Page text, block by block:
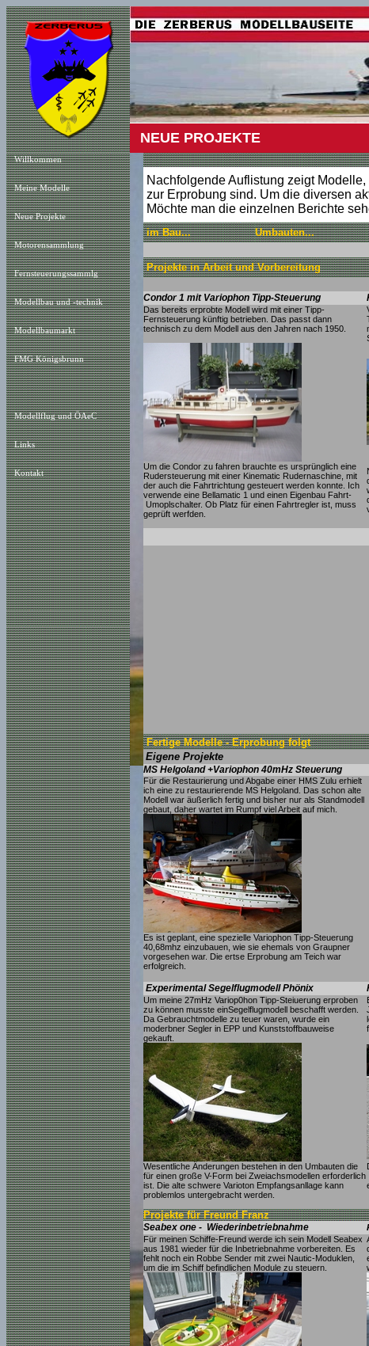
Willkommen
Meine Modelle
Neue Projekte
Motorensammlung
Fernsteuerungssammlg
Modellbau und -technik
Modellbaumarkt
FMG Königsbrunn
Modellflug und ÖAeC
Links
Kontakt
NEUE PROJEKTE
Nachfolgende Auflistung zeigt
zur Erprobung sind. Um die diversen
Möchte man die einzelnen Berichte
im Bau... Umbauten...
Projekte in Arbeit und Vorbereitung
Condor 1 mit Variophon Tipp-Steuerung
Das bereits erprobte Modell wird mit einer Tipp-
Fernsteuerung künftig betrieben. Das passt dann
technisch zu dem Modell aus den Jahren nach 1950.
Um die Condor zu fahren brauchte es ursprünglich eine
Rudersteuerung mit einer Kinematic Rudernaschine, mit
der auch die Fahrtrichtung gesteuert werden konnte. Ich
verwende eine Bellamatic 1 und einen Eigenbau Fahrt-
Umoplschalter. Ob Platz für einen Fahrtregler ist, muss
geprüft werfden.
Fertige Modelle - Erprobung folgt
Eigene Projekte
MS Helgoland +Variophon 40mHz Steuerung
Für die Restaurierung und Abgabe einer HMS Zulu erhielt
ich eine zu restaurierende MS Helgoland. Das schon alte
Modell war äußerlich fertig und bisher nur als Standmodell
gebaut, daher wartet im Rumpf viel Arbeit auf mich.
Es ist geplant, eine spezielle Variophon Tipp-Steuerung
40,68mhz einzubauen, wie sie ehemals von Graupner
vorgesehen war. Die ertse Erprobung am Teich war
erfolgreich.
Experimental Segelflugmodell Phönix
Um meine 27mHz Variop0hon Tipp-Steiuerung erproben
zu können musste einSegelflugmodell beschafft werden.
Da Gebrauchtmodelle zu teuer waren, wurde ein
moderbner Segler in EPP und Kunststoffbauweise
gekauft.
Wesentliche Änderungen bestehen in den Umbauten die
für einen große V-Form bei Zweiachsmodellen erforderlich
ist. Die alte schwere Varioton Empfangsanllage kann
problemlos untergebracht werden.
Projekte für Freund Franz
Seabex one - Wiederinbetriebnahme
Für meinen Schiffe-Freund werde ich sein Modell Seabex
aus 1981 wieder für die Inbetriebnahme vorbereiten. Es
fehlt noch ein Robbe Sender mit zwei Nautic-Moduklen,
um die im Schiff befindlichen Module zu steuern.